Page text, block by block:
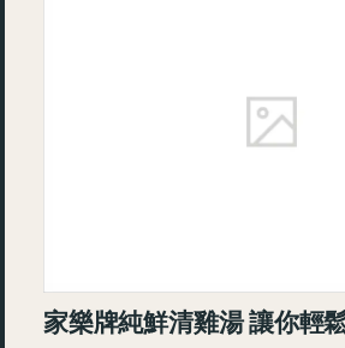
家樂牌純鮮清雞湯 讓你輕